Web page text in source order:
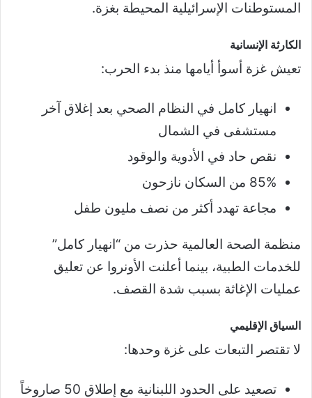
المستوطنات الإسرائيلية المحيطة بغزة.
الكارثة الإنسانية
تعيش غزة أسوأ أيامها منذ بدء الحرب:
انهيار كامل في النظام الصحي بعد إغلاق آخر
مستشفى في الشمال
نقص حاد في الأدوية والوقود
85% من السكان نازحون
مجاعة تهدد أكثر من نصف مليون طفل
منظمة الصحة العالمية حذرت من “انهيار كامل”
للخدمات الطبية، بينما أعلنت الأونروا عن تعليق
عمليات الإغاثة بسبب شدة القصف.
السياق الإقليمي
لا تقتصر التبعات على غزة وحدها:
تصعيد على الحدود اللبنانية مع إطلاق 50 صاروخاً